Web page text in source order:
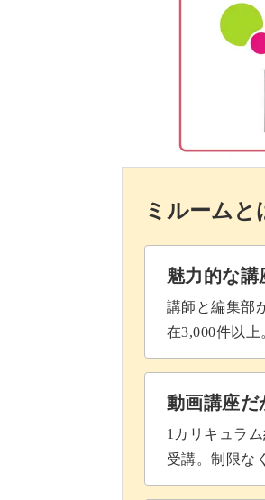
お花部分の細かな
うまく描けるか不
花びらや葉っぱは
どこから描いてい
色鮮やかなメキシ
デザイン全体がぐ
お花を描く
ミルームと
魅力的な
講師と編集部
在3,000件以
動画講座だ
1カリキュラ
受講。制限な